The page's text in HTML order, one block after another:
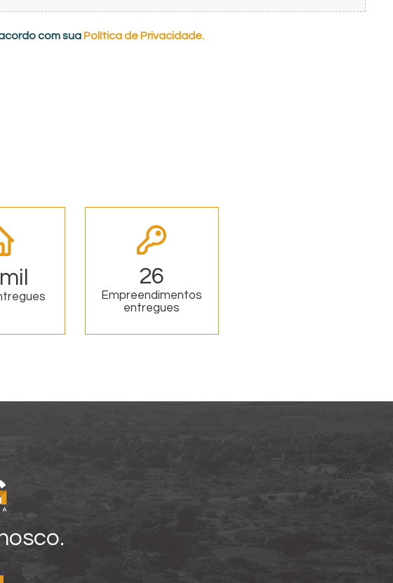
com sua Política de Privacidade.
26
Empreendimentos
entregues